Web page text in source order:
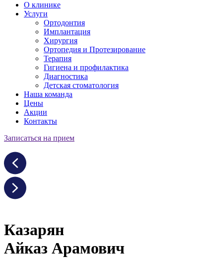
О клинике
Услуги
Ортодонтия
Имплантация
Хирургия
Ортопедия и Протезирование
Терапия
Гигиена и профилактика
Диагностика
Детская стоматология
Наша команда
Цены
Акции
Контакты
Записаться на прием
Казарян
Айказ Арамович